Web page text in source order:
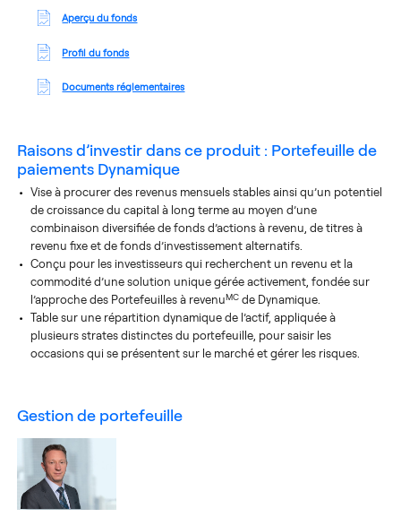
Aperçu du fonds
Profil du fonds
Documents réglementaires
Raisons d’investir dans ce produit : Portefeuille de
paiements Dynamique
Vise à procurer des revenus mensuels stables ainsi qu’un potentiel
de croissance du capital à long terme au moyen d’une
combinaison diversifiée de fonds d’actions à revenu, de titres à
revenu fixe et de fonds d’investissement alternatifs.
Conçu pour les investisseurs qui recherchent un revenu et la
commodité d’une solution unique gérée activement, fondée sur
l’approche des Portefeuilles à revenuMC de Dynamique.
Table sur une répartition dynamique de l’actif, appliquée à
plusieurs strates distinctes du portefeuille, pour saisir les
occasions qui se présentent sur le marché et gérer les risques.
gestion de portefeuille